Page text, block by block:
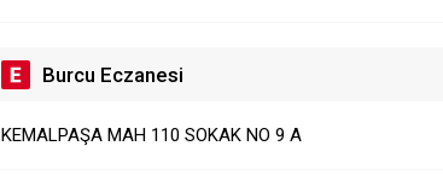
Burcu Eczanesi
KEMALPAŞA MAH 110 SOKAK NO 9 A